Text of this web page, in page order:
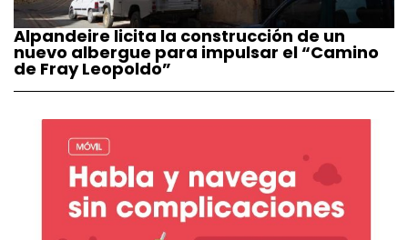
Alpandeire licita la construcción de un
nuevo albergue para impulsar el “Camino
de Fray Leopoldo”